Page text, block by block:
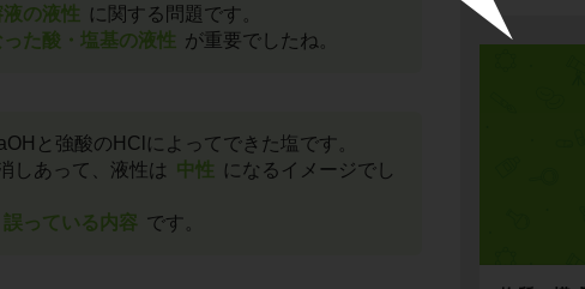
の液性 に関する問題です。
た酸・塩基の液性 が重要でしたね。
と強酸のHClによってできた塩です。
しあって、液性は 中性 になるイメージでし
誤っている内容 です。